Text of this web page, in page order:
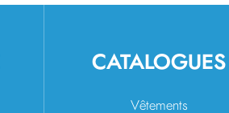
CATALOGUES
Vêtements